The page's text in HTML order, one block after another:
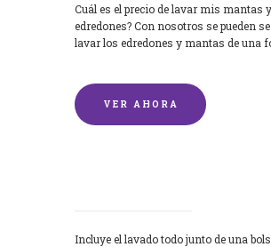
Cuál es el precio de lavar mis mantas y
edredones? Con nosotros se pueden
lavar los edredones y mantas de una
VER AHORA
Incluye el lavado todo junto de una